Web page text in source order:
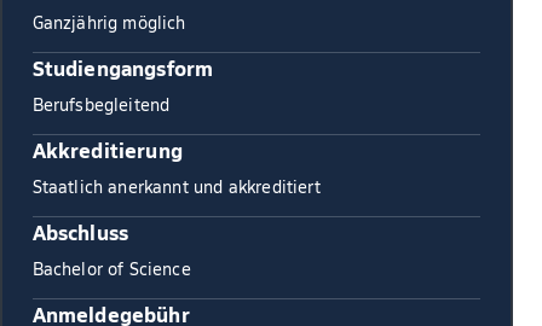
Ganzjährig möglich
Studiengangsform
Berufsbegleitend
Akkreditierung
Staatlich anerkannt und akkreditiert
Abschluss
Bachelor of Science
Anmeldegebühr